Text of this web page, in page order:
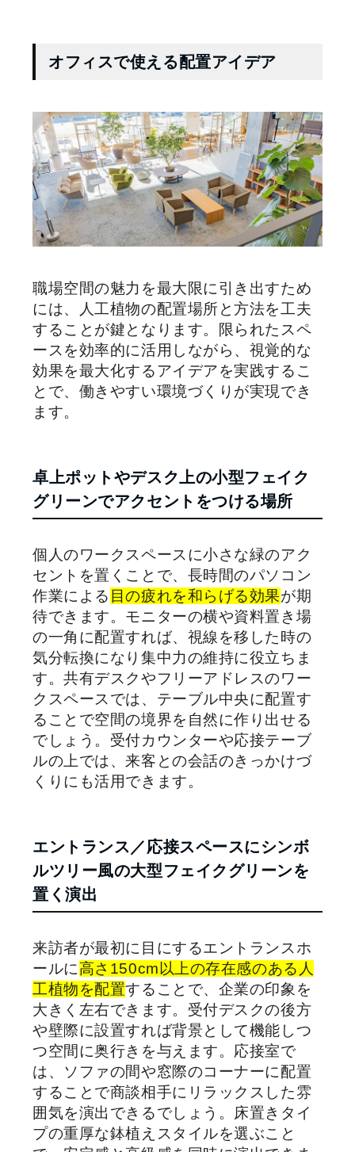
オフィスで使える配置アイデア
職場空間の魅力を最大限に引き出すため
には、人工植物の配置場所と方法を工夫
することが鍵となります。限られたスペ
ースを効率的に活用しながら、視覚的な
効果を最大化するアイデアを実践するこ
とで、働きやすい環境づくりが実現でき
ます。
卓上ポットやデスク上の小型フェイク
グリーンでアクセントをつける場所
個人のワークスペースに小さな緑のアク
セントを置くことで、長時間のパソコン
作業による 目の疲れを和らげる効果が期
待できます。モニターの横や資料置き場
の一角に配置すれば、視線を移した時の
気分転換になり集中力の維持に役立ちま
す。共有デスクやフリーアドレスのワー
クスペースでは、テーブル中央に配置す
ることで空間の境界を自然に作り出せる
でしょう。受付カウンターや応接テーブ
ルの上では、来客との会話のきっかけづ
くりにも活用できます。
エントランス／応接スペースにシンボ
ルツリー風の大型フェイクグリーンを
置く演出
来訪者が最初に目にするエントランスホ
ールに高さ150cm以上の存在感のある人
工植物を配置することで、企業の印象を
大きく左右できます。受付デスクの後方
や壁際に設置すれば背景として機能しつ
つ空間に奥行きを与えます。応接室で
は、ソファの間や窓際のコーナーに配置
することで商談相手にリラックスした雰
囲気を演出できるでしょう。床置きタイ
プの重厚な鉢植えスタイルを選ぶこと